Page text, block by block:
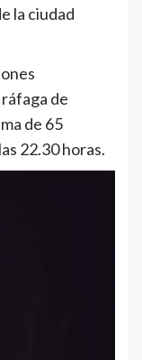
la ciudad
de
de 65
22.30 horas.